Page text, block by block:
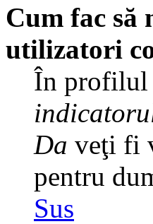
Cum fac să
utilizatori
În profilul
Da veţi fi
pentru
Sus